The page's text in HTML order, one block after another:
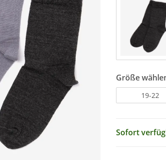
Größe
19-22
Sofort